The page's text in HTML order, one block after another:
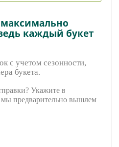
каждый букет
с учетом сезонности,
букета.
Укажите в
мы предварительно вышлем